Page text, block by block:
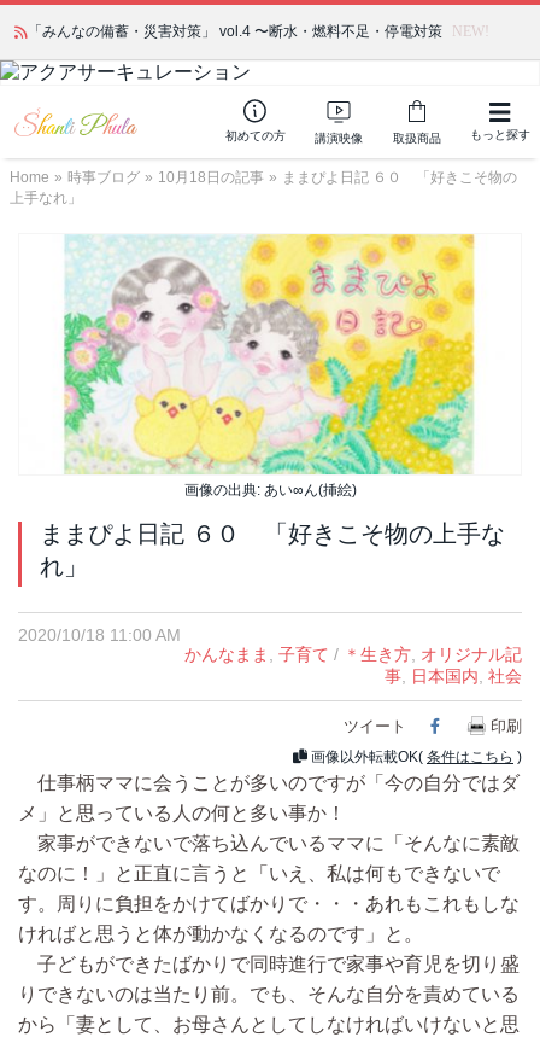
「みんなの備蓄・災害対策」 vol.4 〜断水・燃料不足・停電対策 NEW!
初めての方 講演映像 取扱商品 もっと探す
Home » 時事ブログ » 10月18日の記事 » ままぴよ日記 ６０ 「好きこそ物の
上手なれ」
画像の出典: あい∞ん(挿絵)
ままぴよ日記 ６０ 「好きこそ物の上手な
れ」
2020/10/18 11:00 AM
かんなまま , 子育て / ＊生き方, オリジナル記
事, 日本国内, 社会
ツイート Facebook
印刷
画像以外転載OK( 条件はこちら )
仕事柄ママに会うことが多いのですが「今の自分ではダ
メ」と思っている人の何と多い事か！
家事ができないで落ち込んでいるママに「そんなに素敵
なのに！」と正直に言うと「いえ、私は何もできないで
す。周りに負担をかけてばかりで・・・あれもこれもしな
ければと思うと体が動かなくなるのです」と。
子どもができたばかりで同時進行で家事や育児を切り盛
りできないのは当たり前。でも、そんな自分を責めている
から「妻として、お母さんとしてしなければいけないと思